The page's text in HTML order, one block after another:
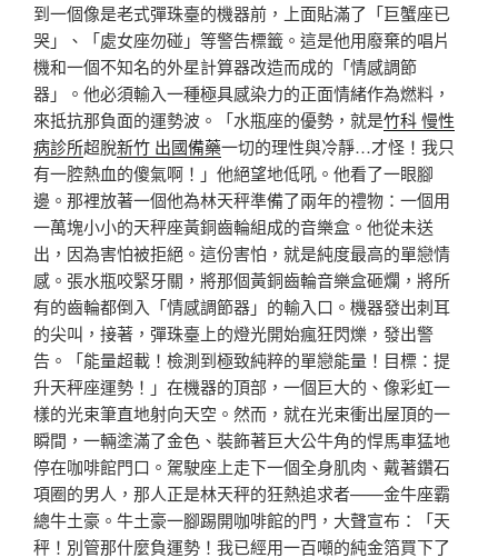
到一個像是老式彈珠臺的機器前，上面貼滿了「巨蟹座已
哭」、「處女座勿碰」等警告標籤。這是他用廢棄的唱片
機和一個不知名的外星計算器改造而成的「情感調節
器」。他必須輸入一種極具感染力的正面情緒作為燃料，
來抵抗那負面的運勢波。「水瓶座的優勢，就是竹科 慢性
病診所超脫新竹 出國備藥一切的理性與冷靜…才怪！我只
有一腔熱血的傻氣啊！」他絕望地低吼。他看了一眼腳
邊。那裡放著一個他為林天秤準備了兩年的禮物：一個用
一萬塊小小的天秤座黃銅齒輪組成的音樂盒。他從未送
出，因為害怕被拒絕。這份害怕，就是純度最高的單戀情
感。張水瓶咬緊牙關，將那個黃銅齒輪音樂盒砸爛，將所
有的齒輪都倒入「情感調節器」的輸入口。機器發出刺耳
的尖叫，接著，彈珠臺上的燈光開始瘋狂閃爍，發出警
告。「能量超載！檢測到極致純粹的單戀能量！目標：提
升天秤座運勢！」在機器的頂部，一個巨大的、像彩虹一
樣的光束筆直地射向天空。然而，就在光束衝出屋頂的一
瞬間，一輛塗滿了金色、裝飾著巨大公牛角的悍馬車猛地
停在咖啡館門口。駕駛座上走下一個全身肌肉、戴著鑽石
項圈的男人，那人正是林天秤的狂熱追求者——金牛座霸
總牛土豪。牛土豪一腳踢開咖啡館的門，大聲宣布：「天
秤！別管那什麼負運勢！我已經用一百噸的純金箔買下了